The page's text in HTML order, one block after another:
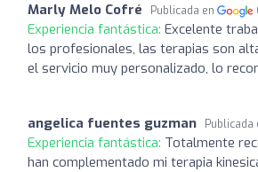
Marly Melo Cofré Publicada en
Experiencia fantástica: Excelente
los profesionales, las terapias son
el servicio muy personalizado, lo
angelica fuentes guzman Publicada
Experiencia fantástica: Totalmente
han complementado mi terapia